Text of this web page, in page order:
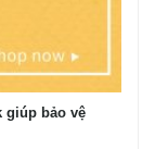
giúp bảo vệ